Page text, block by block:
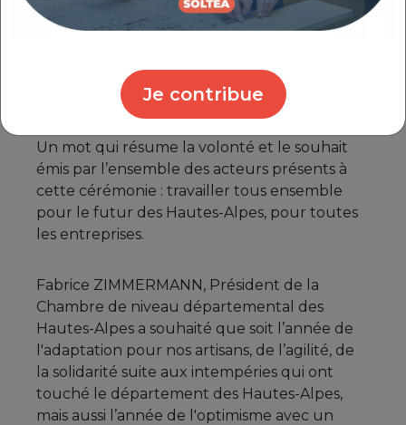
Je contribue
la Fédération BTP 05 et Eric LIONS, Président
de la Chambre d'agriculture des Hautes-
monde économique autour d’un mot
commun : synergie.
Un mot qui résume la volonté et le souhait
émis par l’ensemble des acteurs présents à
cette cérémonie : travailler tous ensemble
pour le futur des Hautes-Alpes, pour toutes
les entreprises.
Fabrice ZIMMERMANN, Président de la
Chambre de niveau départemental des
Hautes-Alpes a souhaité que soit l’année de
l'adaptation pour nos artisans, de l’agilité, de
la solidarité suite aux intempéries qui ont
touché le département des Hautes-Alpes,
mais aussi l’année de l'optimisme avec un